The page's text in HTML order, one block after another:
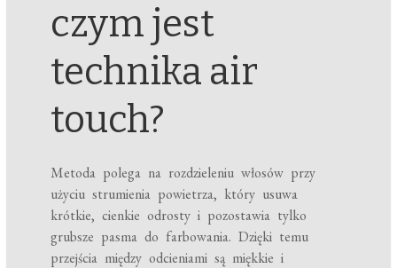
czym jest
technika air
touch?
Metoda polega na rozdzieleniu włosów przy
użyciu strumienia powietrza, który usuwa
krótkie, cienkie odrosty i pozostawia tylko
grubsze pasma do farbowania. Dzięki temu
przejścia między odcieniami są miękkie i